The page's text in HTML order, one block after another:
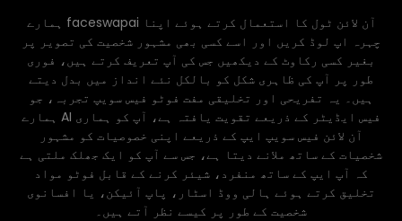
ہمارے faceswapai آن لائن ٹول کا استعمال کرتے ہوئے اپنا
چہرہ اپ لوڈ کریں اور اسے کسی بھی مشہور شخصیت کی تصویر پر
بغیر کسی رکاوٹ کے دیکھیں جس کی آپ تعریف کرتے ہیں، فوری
طور پر آپ کی ظاہری شکل کو بالکل نئے انداز میں بدل دیتے
ہیں۔ یہ تفریحی اور تخلیقی مفت فوٹو فیس سویپ تجربہ، جو
ہمارے AI فیس ایڈیٹر کے ذریعے تقویت یافتہ ہے، آپ کو ہماری
آن لائن فیس سویپ ایپ کے ذریعے اپنی خصوصیات کو مشہور
شخصیات کے ساتھ ملانے دیتا ہے، جس سے آپ کو ایک جھلک ملتی ہے
کہ آپ ایپ کے ساتھ منفرد، شیئر کرنے کے قابل فوٹو مواد
تخلیق کرتے ہوئے ہالی ووڈ اسٹار، پاپ آئیکن، یا افسانوی
شخصیت کے طور پر کیسے نظر آتے ہیں۔